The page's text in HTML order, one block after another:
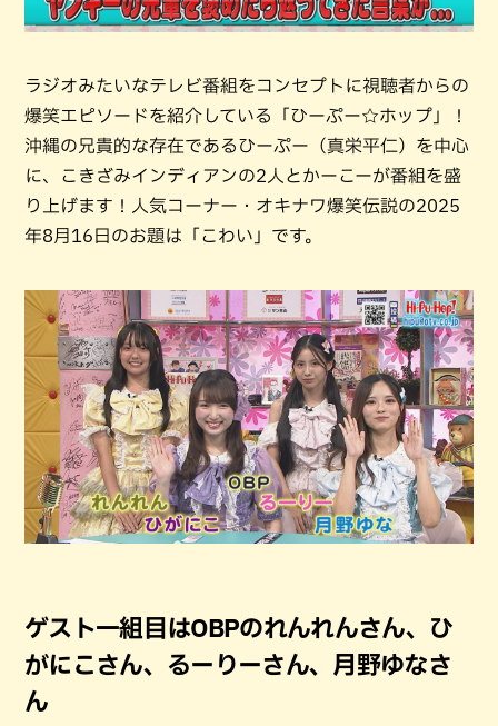
ラジオみたいなテレビ番組をコンセプトに視聴者からの
爆笑エピソードを紹介している「ひーぷー☆ホップ」！
沖縄の兄貴的な存在であるひーぷー（真栄平仁）を中心
に、こきざみインディアンの2人とかーこーが番組を盛
り上げます！人気コーナー・オキナワ爆笑伝説の2025
年8月16日のお題は「こわい」です。
ゲスト一組目はOBPのれんれんさん、ひ
がにこさん、るーりーさん、月野ゆなさ
ん